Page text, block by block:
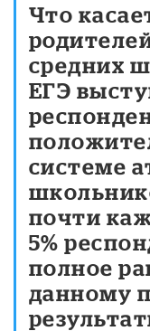
Что
средних
ЕГЭ
системе
почти
5%
полное
данному